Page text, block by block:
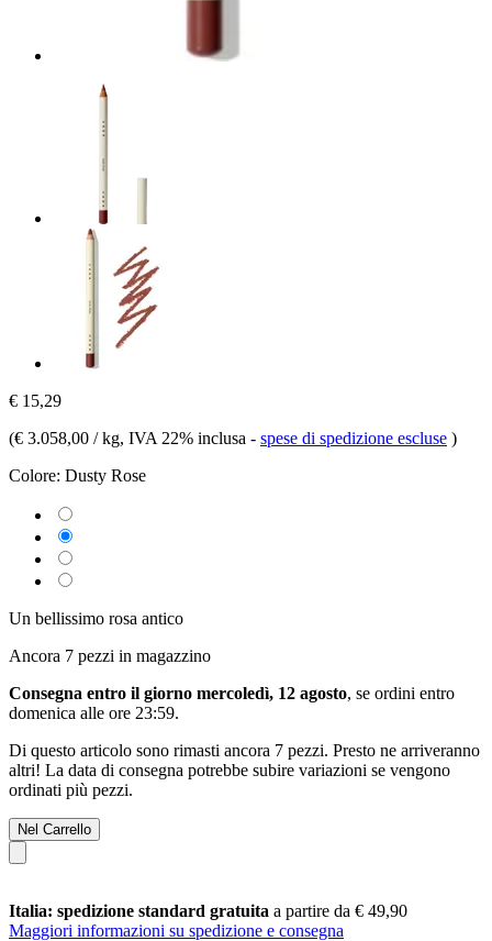
€ 15,29
(€ 3.058,00 / kg, IVA 22% inclusa - spese di spedizione escluse )
Colore: Dusty Rose
Un bellissimo rosa antico
Ancora 7 pezzi in magazzino
Consegna entro il giorno mercoledì, 12 agosto, se ordini entro
domenica alle ore 23:59.
Di questo articolo sono rimasti ancora 7 pezzi. Presto ne arriveranno
altri! La data di consegna potrebbe subire variazioni se vengono
ordinati più pezzi.
Nel Carrello
Italia: spedizione standard gratuita a partire da € 49,90
Maggiori informazioni su spedizione e consegna